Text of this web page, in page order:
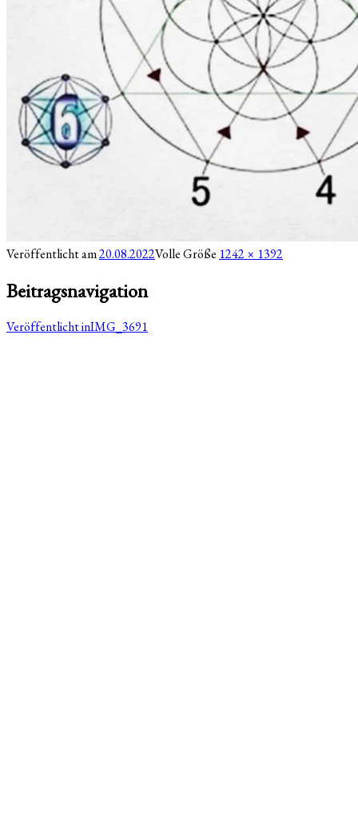
Veröffentlicht am20.08.2022Volle Größe 1242 × 1392
Beitragsnavigation
Veröffentlicht inIMG_3691